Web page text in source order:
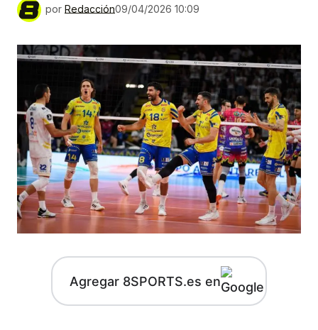
por Redacción09/04/2026 10:09
Agregar 8SPORTS.es en